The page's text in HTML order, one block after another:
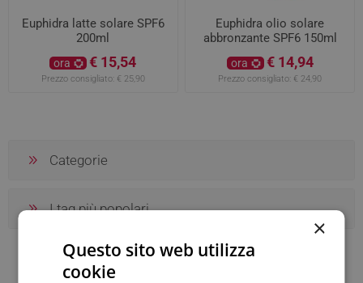
Euphidra latte solare SPF6
200ml
ora € 15,54
Prezzo consigliato: € 25,90
Euphidra olio solare
abbronzante SPF6 150ml
ora € 14,94
Prezzo consigliato: € 24,90
Categorie
I tag più popolari
×
Questo sito web utilizza
cookie